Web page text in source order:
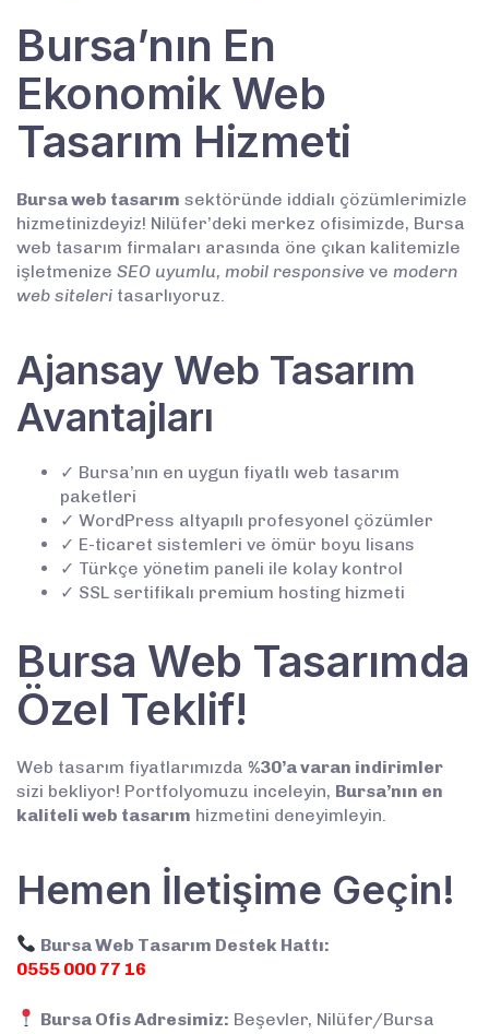
Bursa’nın En
Ekonomik Web
Tasarım Hizmeti
Bursa web tasarım sektöründe iddialı çözümlerimizle
hizmetinizdeyiz! Nilüfer’deki merkez ofisimizde, Bursa
web tasarım firmaları arasında öne çıkan kalitemizle
işletmenize SEO uyumlu, mobil responsive ve modern
web siteleri tasarlıyoruz.
Ajansay Web Tasarım
Avantajları
✓ Bursa’nın en uygun fiyatlı web tasarım
paketleri
✓ WordPress altyapılı profesyonel çözümler
✓ E-ticaret sistemleri ve ömür boyu lisans
✓ Türkçe yönetim paneli ile kolay kontrol
✓ SSL sertifikalı premium hosting hizmeti
Bursa Web Tasarımda
Özel Teklif!
Web tasarım fiyatlarımızda %30’a varan indirimler
sizi bekliyor! Portfolyomuzu inceleyin, Bursa’nın en
kaliteli web tasarım hizmetini deneyimleyin.
Hemen İletişime Geçin!
Bursa Web Tasarım Destek Hattı:
0555 000 77 16
Bursa Ofis Adresimiz: Beşevler, Nilüfer/Bursa